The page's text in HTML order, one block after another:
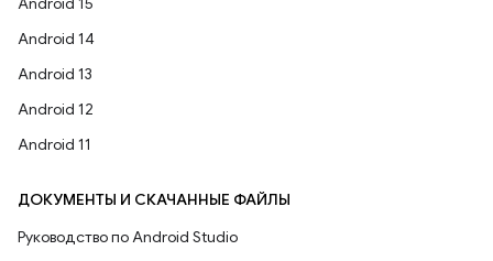
Android 14
Android 13
Android 12
Android 11
ДОКУМЕНТЫ И СКАЧАННЫЕ ФАЙЛЫ
Руководство по Android Studio